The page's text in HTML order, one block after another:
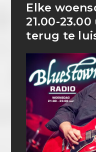
Elke
21.00-
terug te